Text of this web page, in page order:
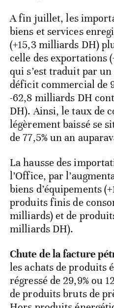
A fin juillet, les
biens et services
(+15,3 milliards DH)
celle des exportations
qui s’est traduit par
déficit commercial de
-62,8 milliards DH
DH). Ainsi, le taux de
légèrement baissé se
de 77,5% un an
La hausse des
l’Office, par
biens d’équipements
produits finis de
milliards) et de
milliards DH).
Chute de la facture
les achats de produits
régressé de 29,9% ou
de produits bruts de